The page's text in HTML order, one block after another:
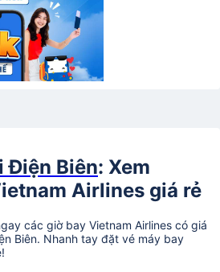
Điện Biên: Xem
Airlines giá rẻ
các giờ bay Vietnam Airlines có giá
Biên. Nhanh tay đặt vé máy bay